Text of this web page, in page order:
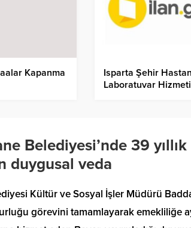
Kapanma
Isparta Şehir
Laboratuvar Hizmeti
Belediyesi’nde 39
duygusal veda
Kültür ve Sosyal İşler Müdürü
görevini tamamlayarak emekliliğe